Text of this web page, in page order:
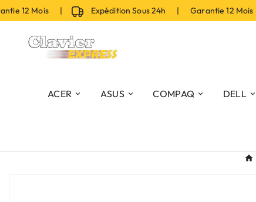
12 Mois | Expédition Sous 24h | Garantie 12 Mois |
ACER ASUS COMPAQ DELL